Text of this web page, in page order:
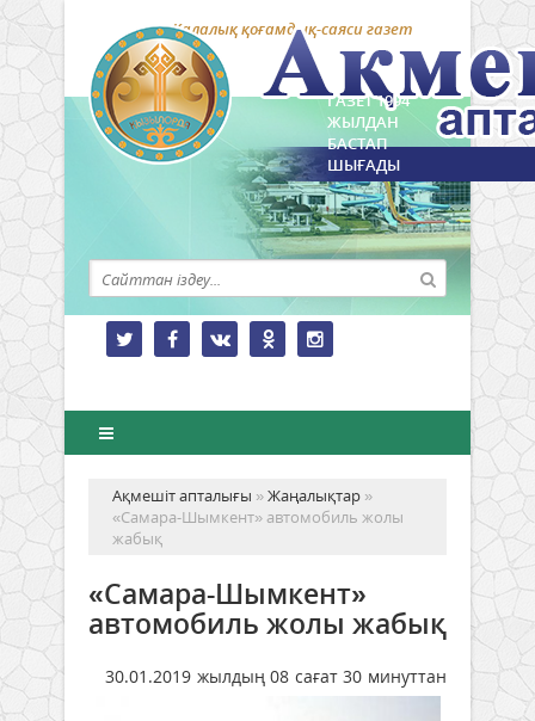
Қалалық қоғамдық-саяси газет
ГАЗЕТ 1994
ЖЫЛДАН
БАСТАП
ШЫҒАДЫ
Ақмешіт апталығы »Жаңалықтар »
«Самара-Шымкент» автомобиль жолы
жабық
«Самара-Шымкент»
автомобиль жолы жабық
30.01.2019 жылдың 08 сағат 30 минуттан